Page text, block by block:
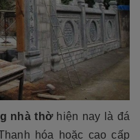
nhà thờhiện nay là đá
hóa hoặc cao cấp